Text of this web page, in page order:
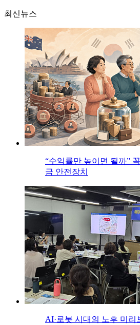
최신뉴스
“수익률만 높이면 될까”
금 안전장치
AI·로봇 시대의 노후 미